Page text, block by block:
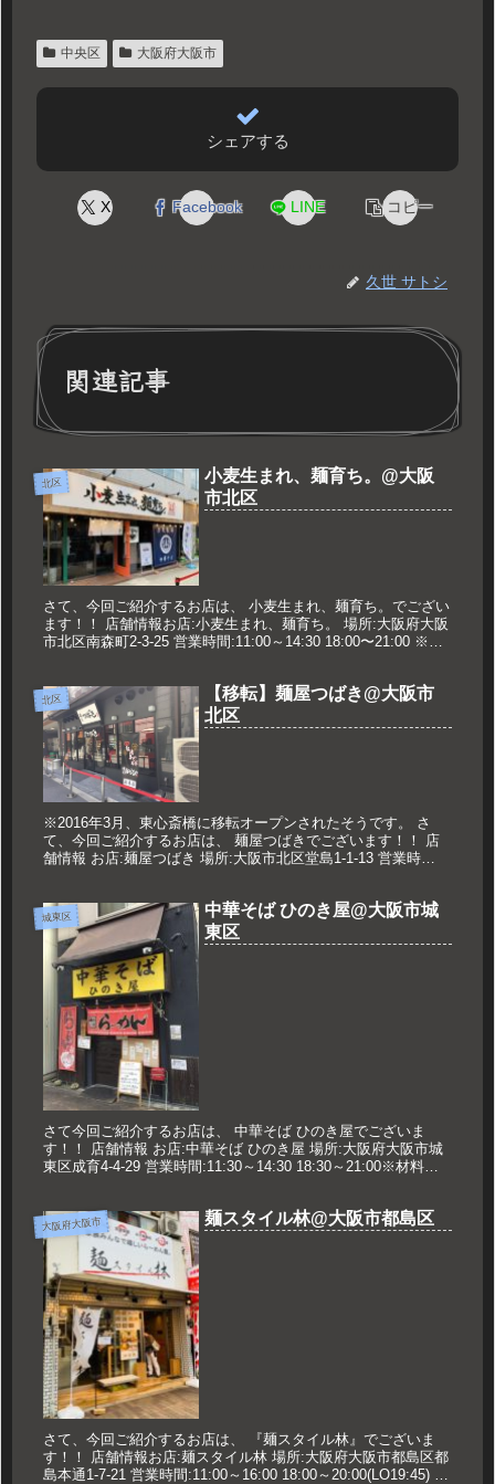
中央区 大阪府大阪市
シェアする
X Facebook LINE コピー
久世 サトシ
関連記事
北区
小麦生まれ、麺育ち。@大阪
市北区
さて、今回ご紹介するお店は、 小麦生まれ、麺育ち。でござい
ます！！ 店舗情報お店:小麦生まれ、麺育ち。 場所:大阪府大阪
市北区南森町2-3-25 営業時間:11:00～14:30 18:00〜21:00 ※夜
北区
【移転】麺屋つばき@大阪市
北区
※2016年3月、東心斎橋に移転オープンされたそうです。 さ
て、今回ご紹介するお店は、 麺屋つばきでございます！！ 店
舗情報 お店:麺屋つばき 場所:大阪市北区堂島1-1-13 営業時
城東区
中華そば ひのき屋@大阪市城
東区
さて今回ご紹介するお店は、 中華そば ひのき屋でございま
す！！ 店舗情報 お店:中華そば ひのき屋 場所:大阪府大阪市城
東区成育4-4-29 営業時間:11:30～14:30 18:30～21:00※材料が
大阪府大阪市 麺スタイル林@大阪市都島区
さて、今回ご紹介するお店は、 『麺スタイル林』でございま
す！！ 店舗情報お店:麺スタイル林 場所:大阪府大阪市都島区都
島本通1-7-21 営業時間:11:00～16:00 18:00～20:00(LO19:45) 定